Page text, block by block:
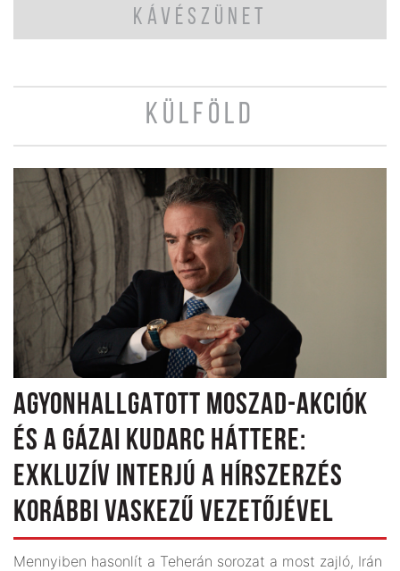
KÁVÉSZÜNET
KÜLFÖLD
AGYONHALLGATOTT MOSZAD-AKCIÓK
ÉS A GÁZAI KUDARC HÁTTERE:
EXKLUZÍV INTERJÚ A HÍRSZERZÉS
KORÁBBI VASKEZŰ VEZETŐJÉVEL
Mennyiben hasonlít a Teherán sorozat a most zajló, Irán